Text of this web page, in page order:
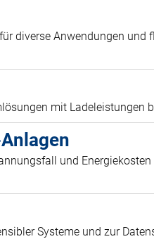
diverse Anwendungen und
mit Ladeleistungen
und
Systeme und zur